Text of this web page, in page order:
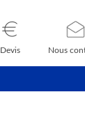
Devis Nous